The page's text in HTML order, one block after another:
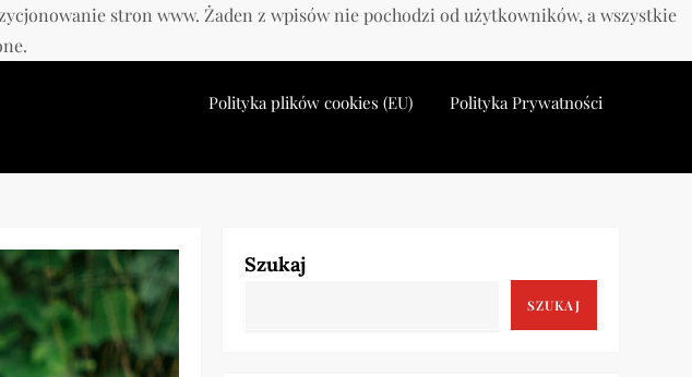
stron www. Żaden z wpisów nie pochodzi od użytkowników, a wszystkie
Polityka plików cookies (EU) Polityka Prywatności
Szukaj
SZUKAJ